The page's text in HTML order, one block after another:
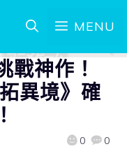
MENU
戰神作！
異境》確
0 0